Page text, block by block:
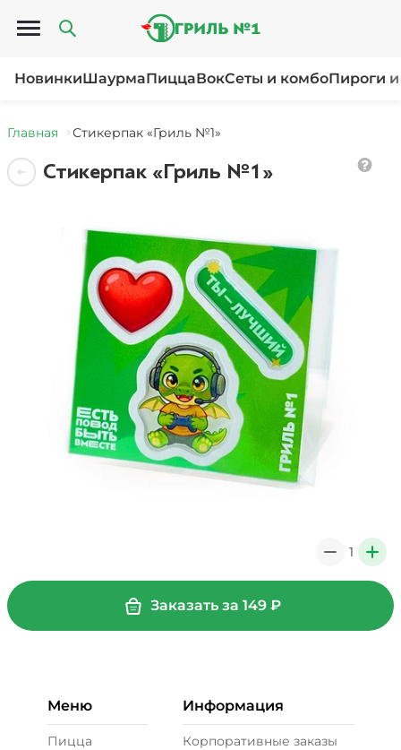
Открыть меню
НовинкиШаурмаПиццаВокСеты и комбоПироги
Главная Стикерпак «Гриль №1»
Стикерпак «Гриль №1»
1 +
Заказать за 149₽
Меню
Пицца
Информация
Корпоративные заказы